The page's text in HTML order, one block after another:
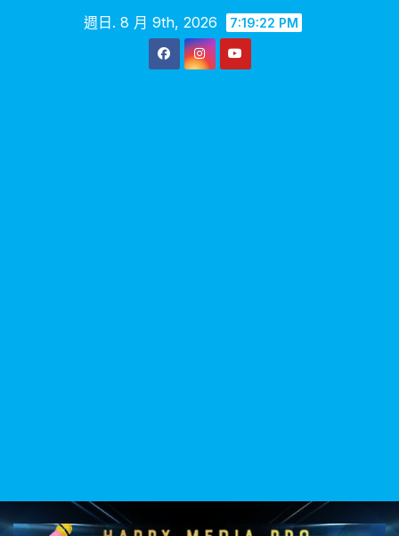
週日. 8 月 9th, 2026 7:19:23 PM